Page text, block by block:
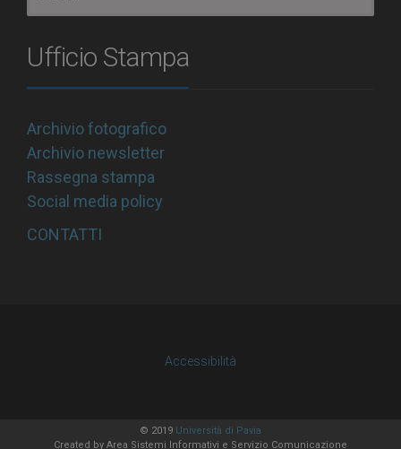
Ufficio Stampa
Archivio fotografico
Archivio newsletter
Rassegna stampa
Social media policy
CONTATTI
Accessibilità
© 2019 Università di Pavia
Created by Area Sistemi Informativi e Servizio Comunicazione